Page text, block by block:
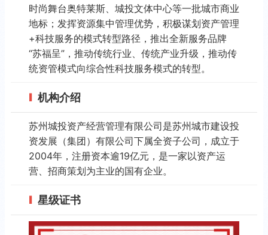
时尚舞台奥特莱斯、城投文体中心等一批城市商业
地标；发挥资源集中管理优势，积极谋划资产管理
+科技服务的模式转型路径，推出全新服务品牌
“苏福呈”，推动传统行业、传统产业升级，推动传
统资管模式向综合性科技服务模式的转型。
机构介绍
苏州城投资产经营管理有限公司是苏州城市建设投
资发展（集团）有限公司下属全资子公司，成立于
2004年，注册资本逾19亿元，是一家以资产运
营、招商策划为主业的国有企业。
星级证书